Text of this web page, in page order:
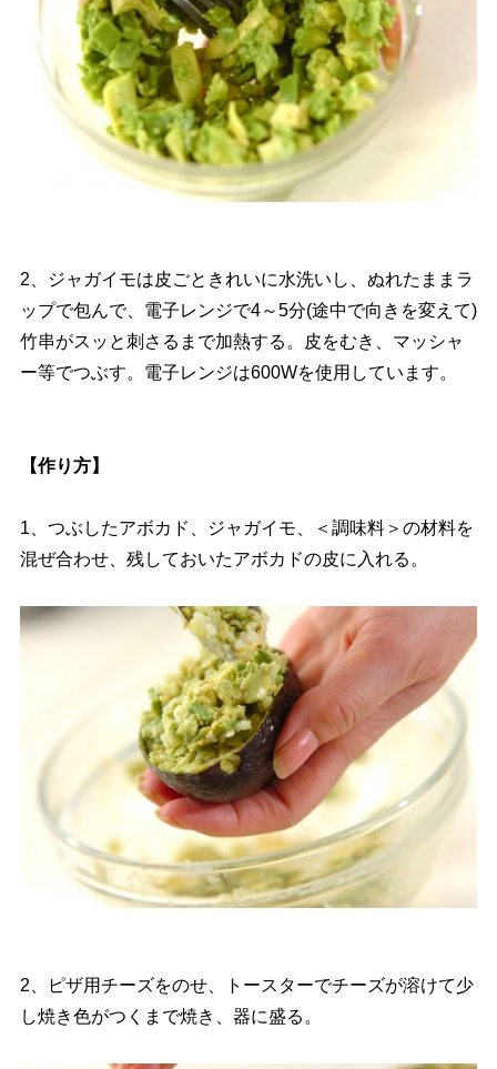
2、ジャガイモは皮ごときれいに水洗いし、ぬれたままラ
ップで包んで、電子レンジで4～5分(途中で向きを変えて)
竹串がスッと刺さるまで加熱する。皮をむき、マッシャ
ー等でつぶす。電子レンジは600Wを使用しています。
【作り方】
1、つぶしたアボカド、ジャガイモ、＜調味料＞の材料を
混ぜ合わせ、残しておいたアボカドの皮に入れる。
2、ピザ用チーズをのせ、トースターでチーズが溶けて少
し焼き色がつくまで焼き、器に盛る。